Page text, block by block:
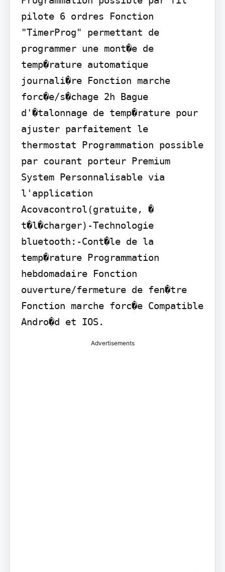
pilote 6 ordres Fonction
"TimerProg" permettant de
programmer une mont�e de
temp�rature automatique
journali�re Fonction marche
forc�e/s�chage 2h Bague
d'�talonnage de temp�rature pour
ajuster parfaitement le
thermostat Programmation possible
par courant porteur Premium
System Personnalisable via
l'application
Acovacontrol(gratuite, �
t�l�charger)-Technologie
bluetooth:-Cont�le de la
temp�rature Programmation
hebdomadaire Fonction
ouverture/fermeture de fen�tre
Fonction marche forc�e Compatible
Andro�d et IOS.
Advertisements